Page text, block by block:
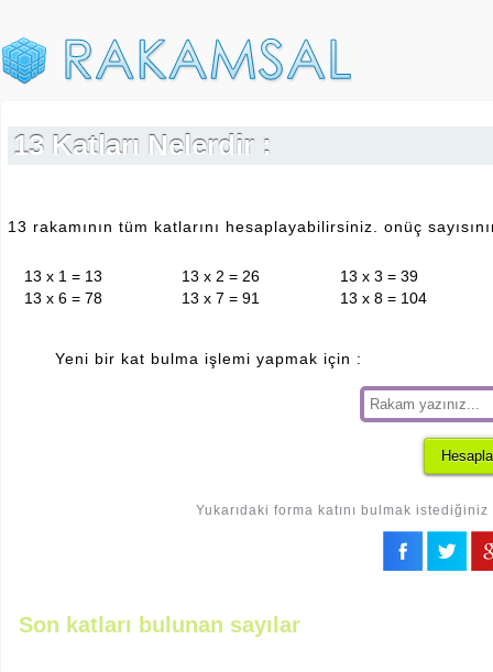
13 Katları Nelerdir :
13 rakamının tüm katlarını hesaplayabilirsiniz. onüç
13 x 1 = 13 13 x 2 = 26
13 x 3 = 39
13 x 6 = 78
13 x 7 = 91 13 x 8 = 104
Yeni bir kat bulma işlemi yapmak için :
Yukarıdaki forma katını bulmak
Son katları bulunan sayılar